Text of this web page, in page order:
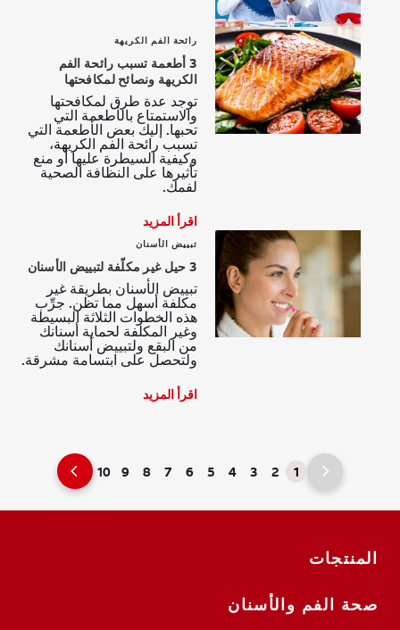
رائحة الفم الكريهة
3 أطعمة تسبب رائحة الفم
الكريهة ونصائح لمكافحتها
توجد عدة طرق لمكافحتها
والاستمتاع بالأطعمة التي
تحبها. إليك بعض الأطعمة التي
تسبب رائحة الفم الكريهة،
وكيفية السيطرة عليها أو منع
تأثيرها على النظافة الصحية
لفمك.
اقرأ المزيد
تبييض الأسنان
3 حيل غير مكلّفة لتبييض الأسنان
تبييض الأسنان بطريقة غير
مكلفة أسهل مما تظن. جرِّب
هذه الخطوات الثلاثة البسيطة
وغير المكلفة لحماية أسنانك
من البقع ولتبييض أسنانك
ولتحصل على ابتسامة مشرقة.
اقرأ المزيد
1
2
3
4
5
6
7
8
9
10
المنتجات
صحة الفم والأسنان